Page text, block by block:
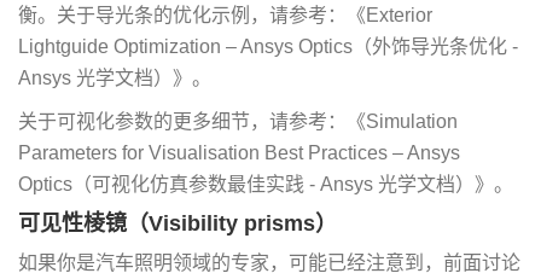
衡。关于导光条的优化示例，请参考：《Exterior
Lightguide Optimization – Ansys Optics（外饰导光条优化 -
Ansys 光学文档）》。
关于可视化参数的更多细节，请参考：《Simulation
Parameters for Visualisation Best Practices – Ansys
Optics（可视化仿真参数最佳实践 - Ansys 光学文档）》。
可见性棱镜（Visibility prisms）
如果你是汽车照明领域的专家，可能已经注意到，前面讨论